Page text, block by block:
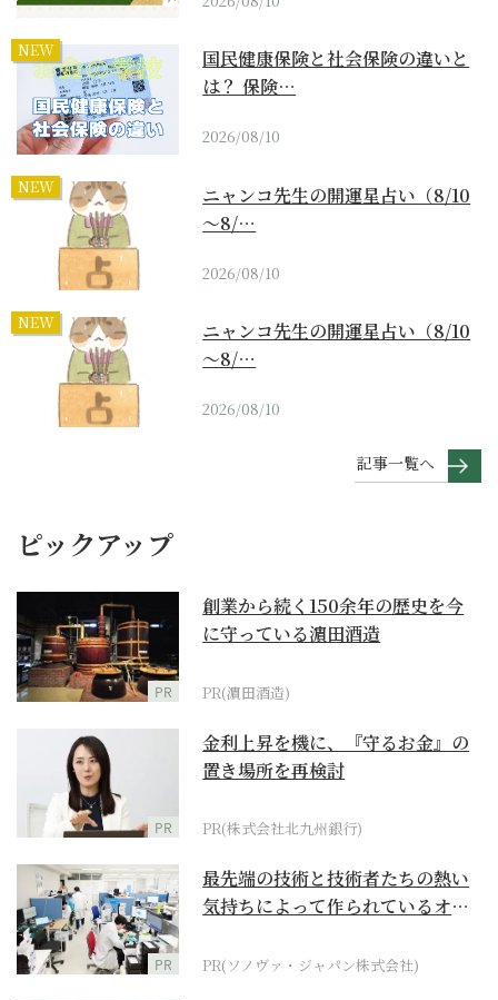
NEW
国民健康保険と社会保険の違いと
は？ 保険…
2026/08/10
NEW
ニャンコ先生の開運星占い（8/10
～8/…
2026/08/10
NEW
ニャンコ先生の開運星占い（8/10
～8/…
2026/08/10
記事一覧へ
ピックアップ
PR
創業から続く150余年の歴史を今
に守っている濵田酒造
PR(濵田酒造)
PR
金利上昇を機に、『守るお金』の
置き場所を再検討
PR(株式会社北九州銀行)
PR
最先端の技術と技術者たちの熱い
気持ちによって作られているオー
PR(ソノヴァ・ジャパン株式会社)